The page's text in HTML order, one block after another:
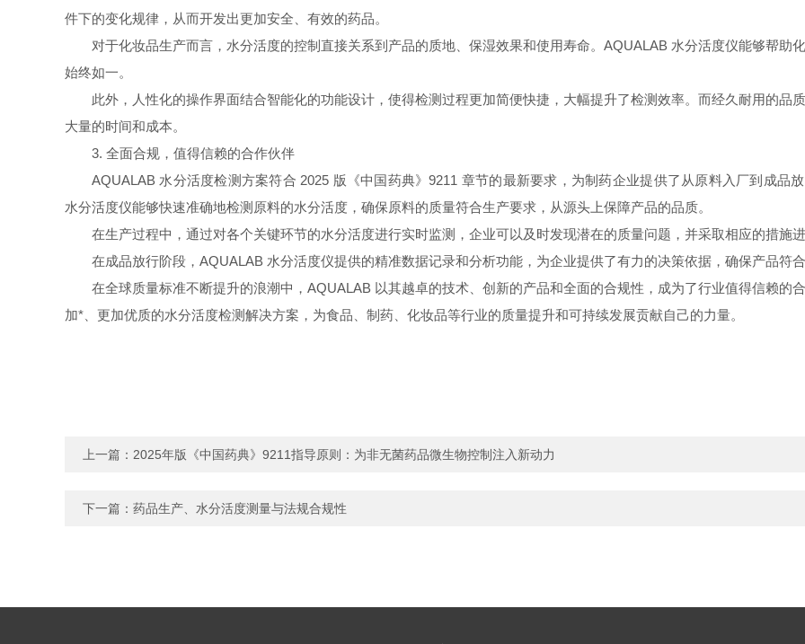
件下的变化规律，从而开发出更加安全、有效的药品。
对于化妆品生产而言，水分活度的控制直接关系到产品的质地、保湿效果和使用寿命。 AQUALAB 水分活度仪能够帮助
始终如一。
此外，人性化的操作界面结合智能化的功能设计，使得检测过程更加简便快捷，大幅提升了检测效率。而经久耐用的品
大量的时间和成本。
3. 全面合规，值得信赖的合作伙伴
AQUALAB 水分活度检测方案符合 2025 版《中国药典》9211 章节的最新要求，为制药企业提供了从原料入厂到成品
水分活度仪能够快速准确地检测原料的水分活度，确保原料的质量符合生产要求，从源头上保障产品的品质。
在生产过程中，通过对各个关键环节的水分活度进行实时监测，企业可以及时发现潜在的质量问题，并采取相应的措施
在成品放行阶段， AQUALAB 水分活度仪提供的精准数据记录和分析功能，为企业提供了有力的决策依据，确保产品符
在全球质量标准不断提升的浪潮中， AQUALAB 以其越卓的技术、创新的产品和全面的合规性，成为了行业值得信赖的
加*、更加优质的水分活度检测解决方案，为食品、制药、化妆品等行业的质量提升和可持续发展贡献自己的力量。
上一篇： 2025年版《中国药典》9211指导原则：为非无菌药品微生物控制注入新动力
下一篇： 药品生产、水分活度测量与法规合规性